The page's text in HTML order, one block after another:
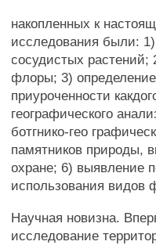
накопленных к
исследования были:
сосудистых растений;
флоры; 3)
приуроченности
географического
ботгнико-гео
памятников природы,
охране; 6) выявление
использования видов
Научная новизна.
исследование